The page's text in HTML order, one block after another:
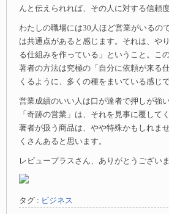
んと伝えられれば、その人に対する信頼
わたしの職場には30人ほど営業がいるの
は共通点があると感じます。それは、や
る仕組みを作っている」ということ。こ
著者の方法は究極の「自分に依頼が来る
くるように、多くの種をまいている感じで
営業成績のいい人は口が達者で押しが強
「奇跡の営業」は、それを見事に覆して
著者が扱う商品は、やや特殊かもしれま
くさんあると思います。
レビュープラスさん、ありがとうございま
タグ : ビジネス